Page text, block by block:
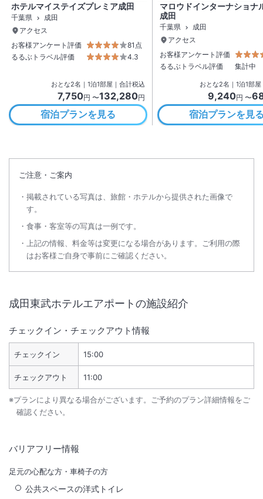
ホテルマイステイズプレミア成田
千葉県
成田
アクセス
お客様アンケート評価
81点
るるぶトラベル評価
4.3
おとな2名 ｜ 1泊1部屋｜合計税込
7,750円 〜132,280円
宿泊プランを見る
マロウドインターナショナ
成田
千葉県
成田
アクセス
お客様アンケート評価
るるぶトラベル評価
集計中
おとな2名 ｜ 1泊1部屋
9,240円 〜
宿泊プランを見
ご注意・ご案内
掲載されている写真は、旅館・ホテルから提供された画像で
す。
食事・客室等の写真は一例です。
上記の情報、料金等は変更になる場合があります。ご利用の際
はお客様ご自身で事前にご確認ください。
成田東武ホテルエアポートの施設紹介
チェックイン・チェックアウト情報
チェックイン 15:00
チェックアウト 11:00
※プランにより異なる場合がございます。ご予約のプラン詳細情報をご
確認ください。
バリアフリー情報
足元の心配な方・車椅子の方
公共スペースの洋式トイレ